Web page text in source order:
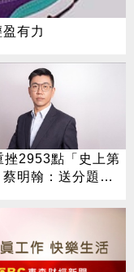
有力
挫2953點「史上第
明翰：送分題出